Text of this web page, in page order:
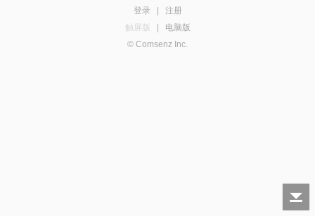
登录
注册
触屏版
电脑版
© Comsenz Inc.